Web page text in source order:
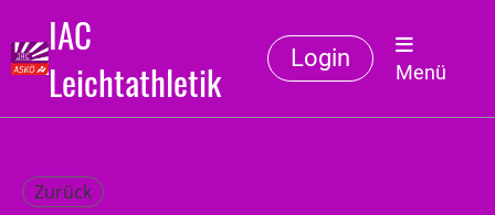
IAC
Leichtathletik
Login
Menü
Zurück